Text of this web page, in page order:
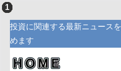
投資に関連する最新ニュース
めます